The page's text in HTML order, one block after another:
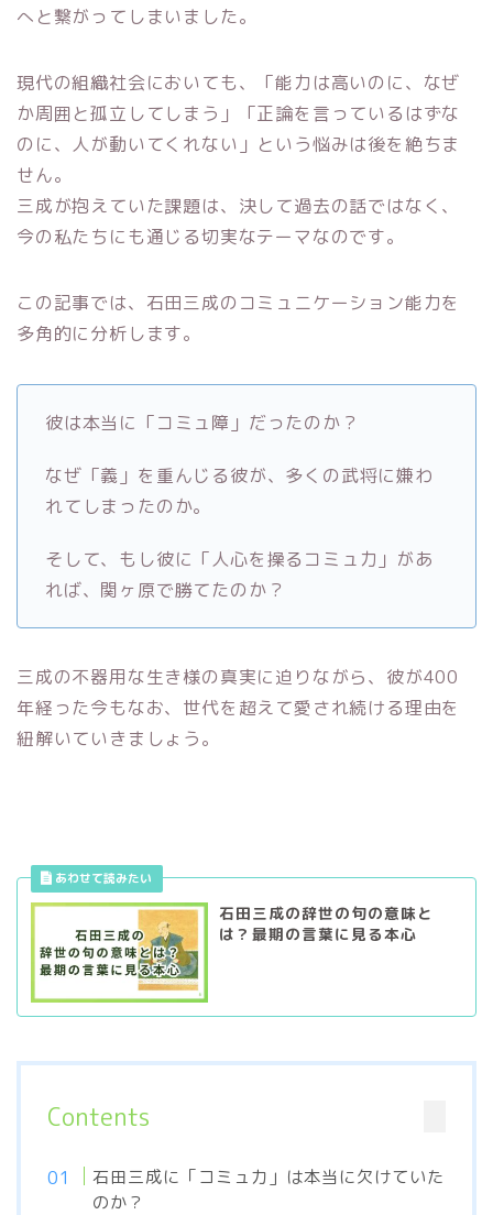
へと繋がってしまいました。
現代の組織社会においても、「能力は高いのに、なぜ
か周囲と孤立してしまう」「正論を言っているはずな
のに、人が動いてくれない」という悩みは後を絶ちま
せん。
三成が抱えていた課題は、決して過去の話ではなく、
今の私たちにも通じる切実なテーマなのです。
この記事では、石田三成のコミュニケーション能力を
多角的に分析します。
彼は本当に「コミュ障」だったのか？
なぜ「義」を重んじる彼が、多くの武将に嫌わ
れてしまったのか。
そして、もし彼に「人心を操るコミュ力」があ
れば、関ヶ原で勝てたのか？
三成の不器用な生き様の真実に迫りながら、彼が400
年経った今もなお、世代を超えて愛され続ける理由を
紐解いていきましょう。
石田三成の辞世の句の意味と
は？最期の言葉に見る本心
Contents
石田三成に「コミュ力」は本当に欠けていた
のか？